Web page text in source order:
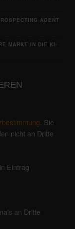
AGENT
MARKE IN DIE KI-
. Sie
nicht an Dritte
Eintrag
an Dritte